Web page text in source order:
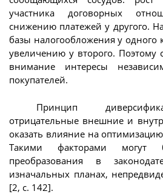
участника договорных
снижению платежей у другого.
базы налогообложения у одного
увеличению у второго. Поэтому
внимание интересы
покупателей.
Принцип
отрицательные внешние и
оказать влияние на
Такими факторами могут
преобразования в
изначальных планах,
[2, с. 142].